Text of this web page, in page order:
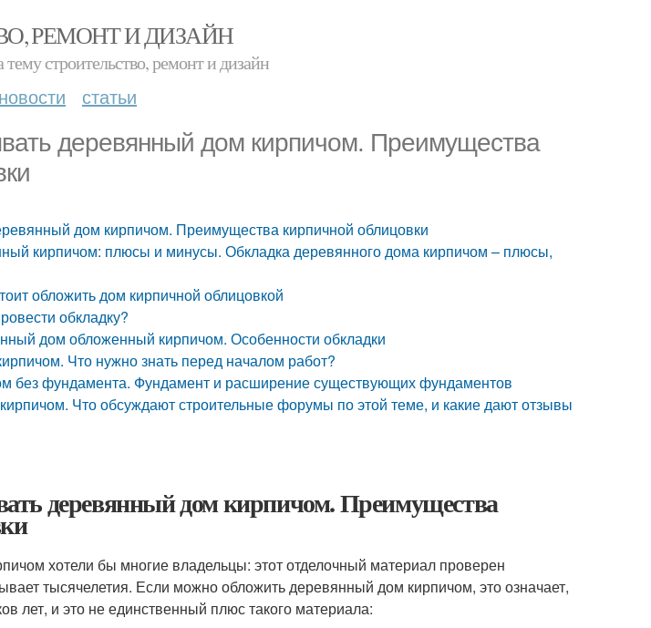
РЕМОНТ И ДИЗАЙН
строительство, ремонт и дизайн
новости статьи
деревянный дом кирпичом. Преимущества
дом кирпичом. Преимущества кирпичной облицовки
кирпичом: плюсы и минусы. Обкладка деревянного дома кирпичом – плюсы,
обложить дом кирпичной облицовкой
обкладку?
дом обложенный кирпичом. Особенности обкладки
Что нужно знать перед началом работ?
без фундамента. Фундамент и расширение существующих фундаментов
Что обсуждают строительные форумы по этой теме, и какие дают отзывы
деревянный дом кирпичом. Преимущества
хотели бы многие владельцы: этот отделочный материал проверен
тысячелетия. Если можно обложить деревянный дом кирпичом, это означает,
лет, и это не единственный плюс такого материала: